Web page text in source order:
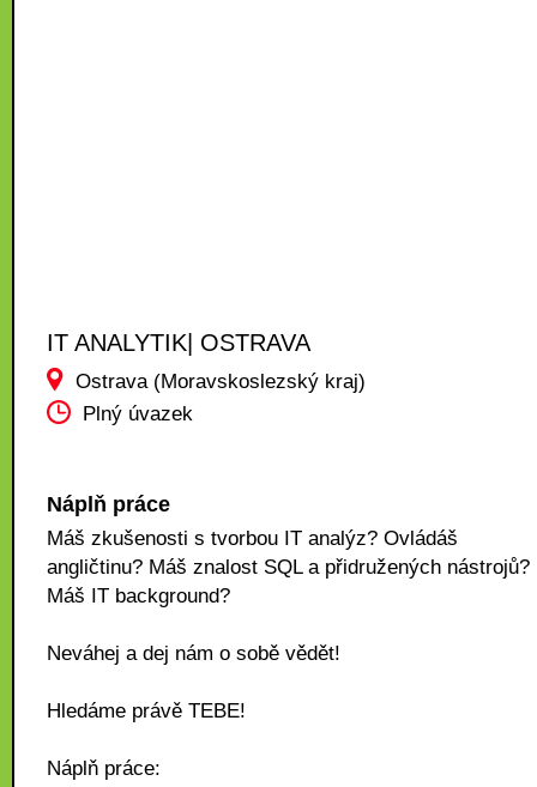
IT ANALYTIK| OSTRAVA
Ostrava (Moravskoslezský kraj)
Plný úvazek
Náplň práce
Máš zkušenosti s tvorbou IT analýz? Ovládáš
angličtinu? Máš znalost SQL a přidružených nástrojů?
Máš IT background?
Neváhej a dej nám o sobě vědět!
Hledáme právě TEBE!
Náplň práce: